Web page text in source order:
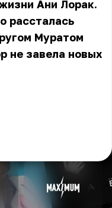
Ани Лорак.
рассталась
Муратом
не завела новых